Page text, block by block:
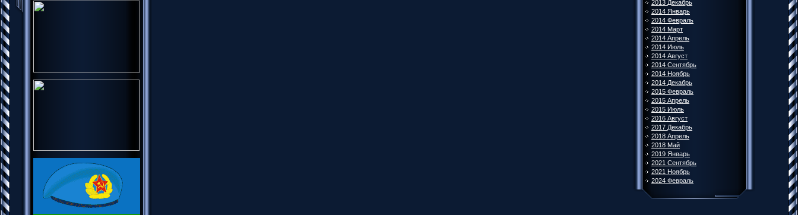
2013 Декабрь
2014 Январь
2014 Февраль
2014 Март
2014 Апрель
2014 Июль
2014 Август
2014 Сентябрь
2014 Ноябрь
2014 Декабрь
2015 Февраль
2015 Апрель
2015 Июль
2016 Август
2017 Декабрь
2018 Апрель
2018 Май
2019 Январь
2021 Сентябрь
2021 Ноябрь
2024 Февраль